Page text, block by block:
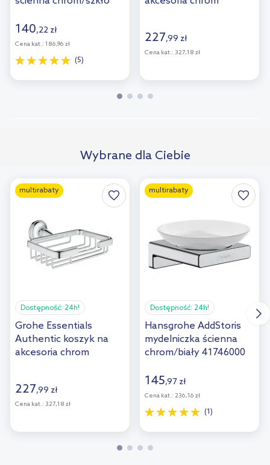
140,22 zł
Cena kat.: 186,96 zł
(5)
227,99 zł
Cena kat.: 327,18 zł
Wybrane dla Ciebie
multirabaty
Dostępność: 24h!
Grohe Essentials
Authentic koszyk na
akcesoria chrom
227,99 zł
Cena kat.: 327,18 zł
multirabaty
Dostępność: 24h!
Hansgrohe AddStoris
mydelniczka ścienna
chrom/biały 41746000
145,97 zł
Cena kat.: 236,16 zł
(1)